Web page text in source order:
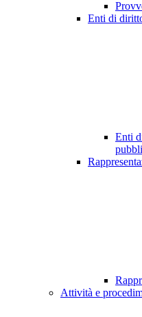
Enti di
Enti
Attività e